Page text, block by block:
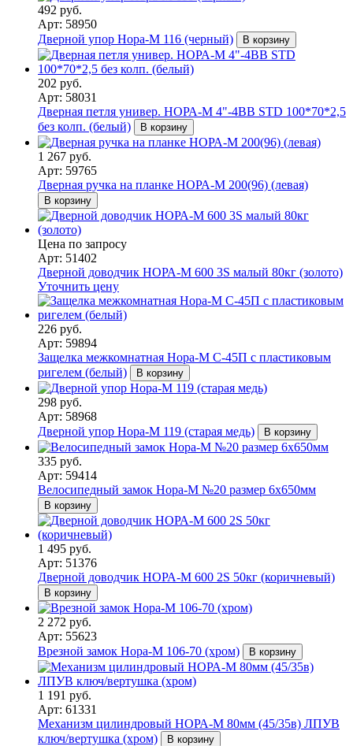
492 руб.
Арт: 58950
Дверной упор Нора-М 116 (черный)
В корзину
202 руб.
Арт: 58031
Дверная петля универ. НОРА-М 4"-4ВВ STD 100*70*2,5
без колп. (белый)
В корзину
1 267 руб.
Арт: 59765
Дверная ручка на планке НОРА-М 200(96) (левая)
В корзину
Цена по запросу
Арт: 51402
Дверной доводчик НОРА-M 600 3S малый 80кг (золото)
Уточнить цену
226 руб.
Арт: 59894
Защелка межкомнатная Нора-М С-45П с пластиковым
ригелем (белый)
В корзину
298 руб.
Арт: 58968
Дверной упор Нора-М 119 (старая медь)
В корзину
335 руб.
Арт: 59414
Велосипедный замок Нора-М №20 размер 6х650мм
В корзину
1 495 руб.
Арт: 51376
Дверной доводчик НОРА-M 600 2S 50кг (коричневый)
В корзину
2 272 руб.
Арт: 55623
Врезной замок Нора-М 106-70 (хром)
В корзину
1 191 руб.
Арт: 61331
Механизм цилиндровый НОРА-М 80мм (45/35в) ЛПУВ
ключ/вертушка (хром)
В корзину